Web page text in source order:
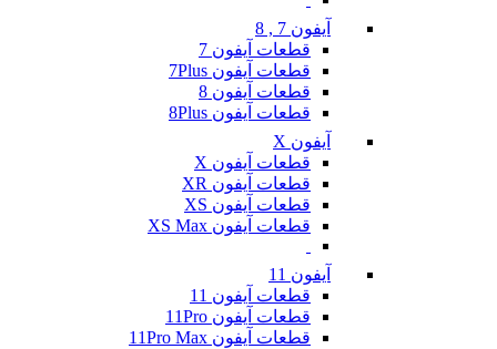
آیفون 7 , 8
قطعات آیفون 7
قطعات آیفون 7Plus
قطعات آیفون 8
قطعات آیفون 8Plus
آیفون X
قطعات آیفون X
قطعات آیفون XR
قطعات آیفون XS
قطعات آیفون XS Max
آیفون 11
قطعات آیفون 11
قطعات آیفون 11Pro
قطعات آیفون 11Pro Max